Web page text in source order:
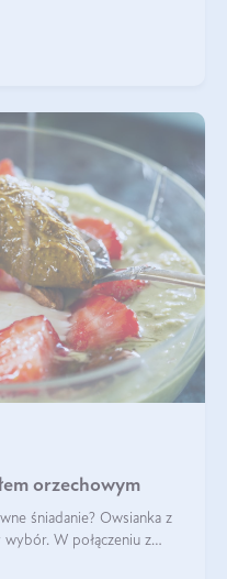
orzechowym
śniadanie? Owsianka z
W połączeniu z